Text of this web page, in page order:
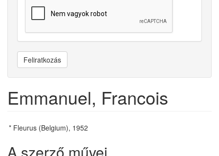
Feliratkozás
Emmanuel, Francois
* Fleurus (Belgium), 1952